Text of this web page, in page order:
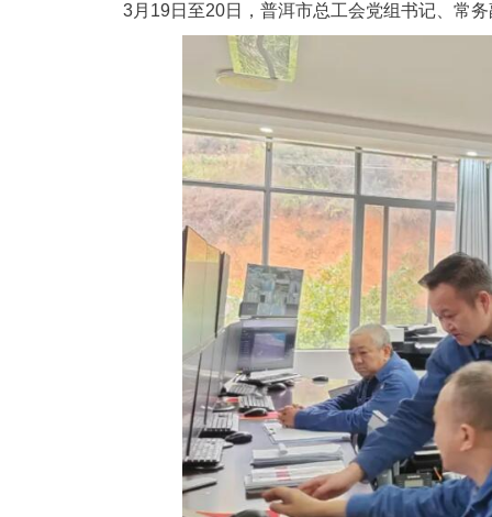
3月19日至20日，普洱市总工会党组书记、常